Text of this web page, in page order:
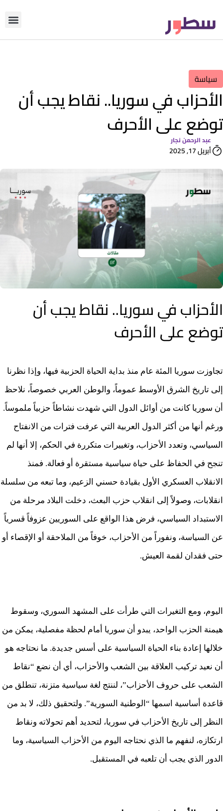
سياسة
الأحزاب في سوريا.. نقاط يجب أن
توضع على الأحرف
عبد الرحمن نجار
أبريل 17, 2025
الأحزاب في سوريا.. نقاط يجب أن
توضع على الأحرف
تجاوزت سوريا المئة عام منذ بداية الحياة الحزبية فيها، وإذا نظرنا
إلى تاريخ الشرق الأوسط عموماً، والوطن العربي خصوصاً، نلاحظ
أن سوريا كانت من أوائل الدول التي شهدت نشاطاً حزبياً ملموساً.
ورغم أنها من أكثر الدول العربية التي عرفت فترات من الانفتاح
السياسي، وتعدد الأحزاب، وتغييرات متكررة في الحكم، إلا أنها لم
تنجح في الحفاظ على حياة سياسية مستقرة أو فعالة. فمنذ
الانقلاب العسكري الأول بقيادة حسني الزعيم، وما تبعه من سلسلة
انقلابات، وصولاً إلى انقلاب حزب البعث، دخلت البلاد مرحلة من
الاستبداد السياسي، فرض هذا الواقع على السوريين عزوفاً قسرياً
عن السياسة، ونفوراً من الأحزاب، خوفاً من الملاحقة أو الإقصاء أو
حتى فقدان لقمة العيش.
اليوم، ومع التغيرات التي طرأت على المشهد السوري، وسقوط
هيمنة الحزب الواحد، يبدو أن سوريا أمام لحظة مفصلية، يمكن من
خلالها إعادة بناء الحياة السياسية على أسس جديدة. ما نحتاجه هو
أن نعيد تركيب العلاقة بين الشعب والأحزاب، أي أن نضع “نقاط
الشعب على حروف الأحزاب”، لننتج لغة سياسية متزنة، تنطلق من
قاعدة أساسية اسمها “الوطنية السورية”. ولتحقيق ذلك، لا بد من
النظر إلى تاريخ الأحزاب في سوريا، لتحديد أهم تحولاته ونقاط
ارتكازه، لنفهم ما الذي نحتاجه اليوم من الأحزاب السياسية، وما
الدور الذي يجب أن تلعبه في المستقبل.